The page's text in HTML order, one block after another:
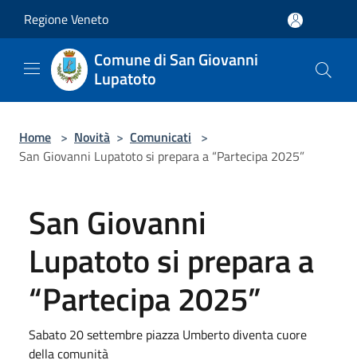
Regione Veneto
Comune di San Giovanni
Lupatoto
Home > Novità > Comunicati >
San Giovanni Lupatoto si prepara a “Partecipa 2025”
San Giovanni
Lupatoto si prepara a
“Partecipa 2025”
Sabato 20 settembre piazza Umberto diventa cuore
della comunità